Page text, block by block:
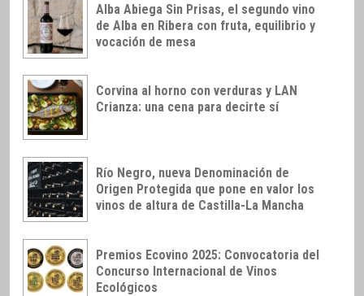
Alba Abiega Sin Prisas, el segundo vino
de Alba en Ribera con fruta, equilibrio y
vocación de mesa
Corvina al horno con verduras y LAN
Crianza: una cena para decirte sí
Río Negro, nueva Denominación de
Origen Protegida que pone en valor los
vinos de altura de Castilla-La Mancha
Premios Ecovino 2025: Convocatoria del
Concurso Internacional de Vinos
Ecológicos